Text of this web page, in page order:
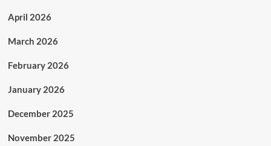
April 2026
March 2026
February 2026
January 2026
December 2025
November 2025